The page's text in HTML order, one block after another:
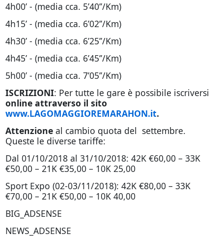
4h00’ - (media cca. 5’40’’/Km)
4h15’ - (media cca. 6’02’’/Km)
4h30’ - (media cca. 6’25’’/Km)
4h45’ - (media cca. 6’45’’/Km)
5h00’ - (media cca. 7’05’’/Km)
ISCRIZIONI: Per tutte le gare è possibile iscriversi
online attraverso il sito
www.LAGOMAGGIOREMARAHON.it.
Attenzione al cambio quota del settembre.
Queste le diverse tariffe:
Dal 01/10/2018 al 31/10/2018: 42K €60,00 – 33K
€50,00 – 21K €35,00 – 10K 25,00
Sport Expo (02-03/11/2018): 42K €80,00 – 33K
€70,00 – 21K €50,00 – 10K 40,00
BIG_ADSENSE
NEWS_ADSENSE